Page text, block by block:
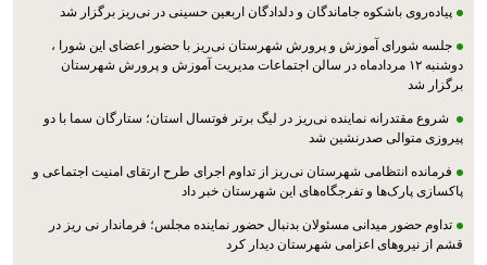
پیاده‌روی باشکوه جاماندگان و دلدادگان اربعین حسینی در نی‌ریز برگزار شد
جلسه شورای آموزش و پرورش شهرستان نی‌ریز با حضور اعضای این شورا ،
دوشنبه ۱۲ مردادماه در سالن اجتماعات مدیریت آموزش و پرورش شهرستان
برگزار شد
شروع مقتدرانه نماینده نی‌ریز در لیگ برتر فوتسال استان؛ ستارگان سما با دو
پیروزی متوالی صدرنشین شد
فرمانده انتظامی شهرستان نی‌ریز از تداوم اجرای طرح ارتقای امنیت اجتماعی و
پاکسازی پارک‌ها و تفرجگاه‌های این شهرستان خبر داد
تداوم حضور میدانی مسئولان بدنبال حضور نماینده مجلس؛ فرماندار نی ریز در
قشم از نیروهای اعزامی شهرستان دیدار کرد